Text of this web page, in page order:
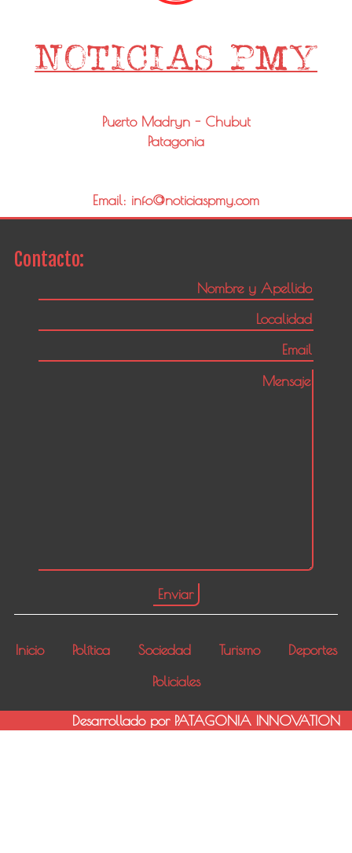
Puerto Madryn - Chubut
Patagonia
Email: info@noticiaspmy.com
Contacto:
Inicio Política Sociedad Turismo
Deportes
Policiales
Desarrollado por PATAGONIA INNOVATION